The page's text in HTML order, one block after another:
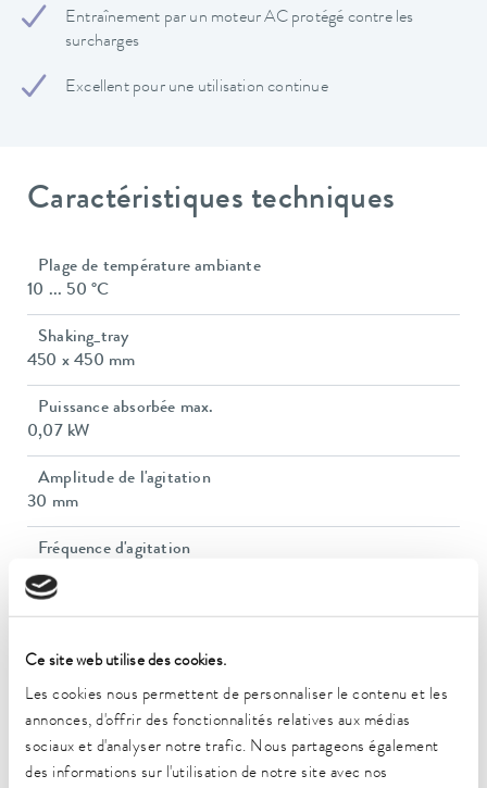
Ce site web utilise des cookies.
Les cookies nous permettent de personnaliser le contenu et les
annonces, d'offrir des fonctionnalités relatives aux médias
sociaux et d'analyser notre trafic. Nous partageons également
des informations sur l'utilisation de notre site avec nos
Entraînement par un moteur AC protégé contre les
surcharges
Excellent pour une utilisation continue
Caractéristiques techniques
Plage de température ambiante
10 ... 50 °C
Shaking_tray
450 x 450 mm
Puissance absorbée max.
0,07 kW
Amplitude de l'agitation
30 mm
Fréquence d'agitation
20 ... 300 1/min
Capacité de charge max.
Dimensions (l x P x H)
480 x 487 x 160 mm
Poids